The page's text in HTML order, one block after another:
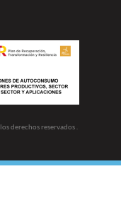
derechos reservados .